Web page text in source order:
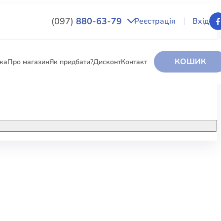
(097) 880-63-79 Реєстрація Вхід
Про магазинЯк придбати?ДисконтКонтакт КОШИК